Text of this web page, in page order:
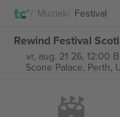
Muziek Festival
Rewind Festival
vr, aug. 21 26, 12:00
Scone Palace, Perth,